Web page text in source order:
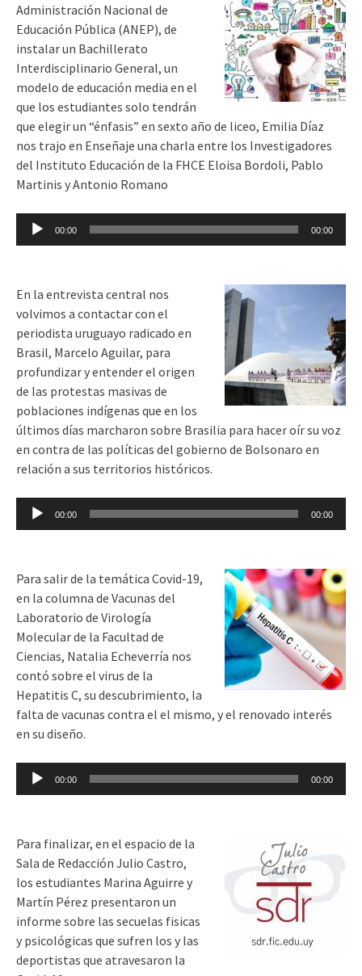
Administración Nacional de
Educación Pública (ANEP), de
instalar un Bachillerato
Interdisciplinario General, un
modelo de educación media en el
que los estudiantes solo tendrán
que elegir un “énfasis” en sexto año de liceo, Emilia Díaz
nos trajo en Enseñaje una charla entre los Investigadores
del Instituto Educación de la FHCE Eloisa Bordoli, Pablo
Martinis y Antonio Romano
Reproductor
00:00 00:00
En la entrevista central nos
volvimos a contactar con el
periodista uruguayo radicado en
Brasil, Marcelo Aguilar, para
profundizar y entender el origen
de las protestas masivas de
poblaciones indígenas que en los
últimos días marcharon sobre Brasilia para hacer oír su voz
en contra de las políticas del gobierno de Bolsonaro en
relación a sus territorios históricos.
Reproductor
00:00 00:00
Para salir de la temática Covid-19,
en la columna de Vacunas del
Laboratorio de Virología
Molecular de la Facultad de
Ciencias, Natalia Echeverría nos
contó sobre el virus de la
Hepatitis C, su descubrimiento, la
falta de vacunas contra el el mismo, y el renovado interés
en su diseño.
Reproductor
00:00 00:00
Para finalizar, en el espacio de la
Sala de Redacción Julio Castro,
los estudiantes Marina Aguirre y
Martín Pérez presentaron un
informe sobre las secuelas fisicas
y psicológicas que sufren los y las
deportistas que atravesaron la